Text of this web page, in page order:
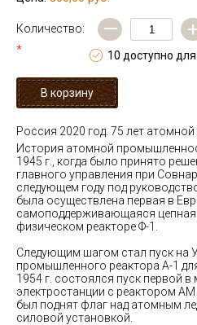
Количество:
*
— +
10 доступно
Россия 2020 год. 75 лет
История атомной
1945 г., когда было принято
главного управления при
следующем году под
была осуществлена первая в
самоподдерживающаяся цепная
физическом реакторе Ф-1.
Следующим шагом стал пуск на
промышленного реактора А-1
1954 г. состоялся пуск первой
электростанции с реактором
был поднят флаг над атомным
силовой установкой.